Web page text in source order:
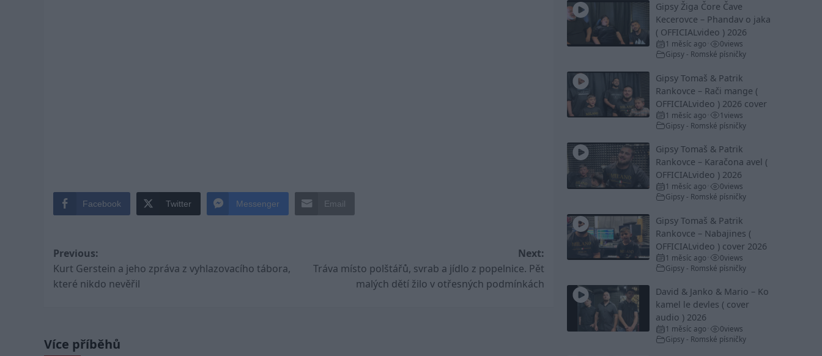
Facebook Twitter Messenger Email
Post
navigation
Previous:
Kurt Gerstein a jeho zpráva z vyhlazovacího tábora,
které nikdo nevěřil
Next:
Tráva místo polštářů, svrab a jídlo z popelnice. Pět
malých dětí žilo v otřesných podmínkách
Více příběhů
Gipsy Žiga Čore Čave
Kecerovce – Phandav o jaka
( OFFICIALvideo ) 2026
1 měsíc ago 0views
Gipsy - Romské písničky
Gipsy Tomaš & Patrik
Rankovce – Rači mange (
OFFICIALvideo ) 2026 cover
1 měsíc ago 1views
Gipsy - Romské písničky
Gipsy Tomaš & Patrik
Rankovce – Karačona avel (
OFFICIALvideo ) 2026
1 měsíc ago 0views
Gipsy - Romské písničky
Gipsy Tomaš & Patrik
Rankovce – Nabajines (
OFFICIALvideo ) cover 2026
1 měsíc ago 0views
Gipsy - Romské písničky
David & Janko & Mario – Ko
kamel le devles ( cover
audio ) 2026
1 měsíc ago 0views
Gipsy - Romské písničky